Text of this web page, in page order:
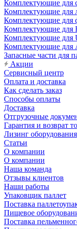
Комплектующие для
Комплектующие для
Комплектующие для
Комплектующие для
Комплектующие для
Комплектующие
Запасные части для
Акции
Сервисный центр
Оплата и доставка
Как сделать заказ
Способы оплаты
Доставка
Отгрузочные
Гарантия и возврат
Лизинг оборудования
Статьи
О компании
О компании
Наша команда
Отзывы клиентов
Наши работы
Упаковщик паллет
Поставка
Пищевое
Поставка